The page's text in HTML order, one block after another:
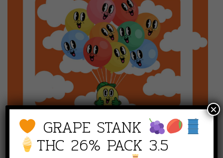
GRAPE STANK
THC 26% PACK 3.5
×